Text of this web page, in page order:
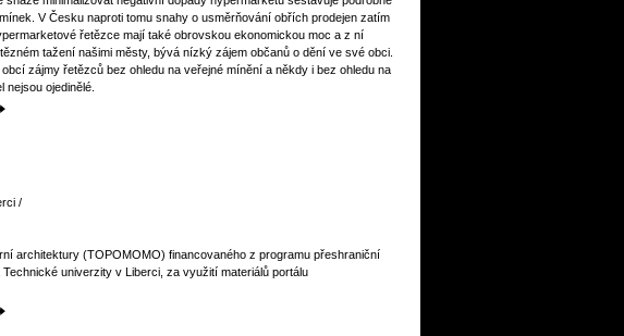
V Česku naproti tomu snahy o usměrňování obřích prodejen zatím
řetězce mají také obrovskou ekonomickou moc a z ní
tažení našimi městy, bývá nízký zájem občanů o dění ve své obci.
zájmy řetězců bez ohledu na veřejné mínění a někdy i bez ohledu na
ojedinělé.
/
architektury (TOPOMOMO) financovaného z programu přeshraniční
univerzity v Liberci, za využití materiálů portálu